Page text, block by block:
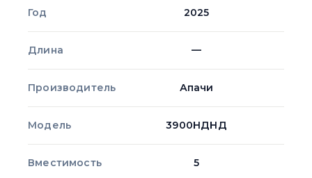
Год 2025
Длина —
Производитель Апачи
Модель 3900НДНД
Вместимость 5